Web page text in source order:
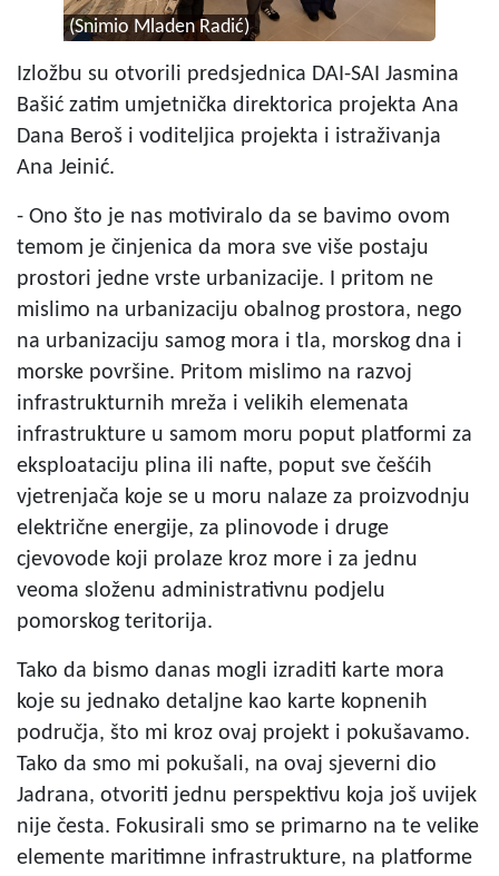
(Snimio Mladen Radić)
Izložbu su otvorili predsjednica DAI-SAI Jasmina
Bašić zatim umjetnička direktorica projekta Ana
Dana Beroš i voditeljica projekta i istraživanja
Ana Jeinić.
- Ono što je nas motiviralo da se bavimo ovom
temom je činjenica da mora sve više postaju
prostori jedne vrste urbanizacije. I pritom ne
mislimo na urbanizaciju obalnog prostora, nego
na urbanizaciju samog mora i tla, morskog dna i
morske površine. Pritom mislimo na razvoj
infrastrukturnih mreža i velikih elemenata
infrastrukture u samom moru poput platformi za
eksploataciju plina ili nafte, poput sve češćih
vjetrenjača koje se u moru nalaze za proizvodnju
električne energije, za plinovode i druge
cjevovode koji prolaze kroz more i za jednu
veoma složenu administrativnu podjelu
pomorskog teritorija.
Tako da bismo danas mogli izraditi karte mora
koje su jednako detaljne kao karte kopnenih
područja, što mi kroz ovaj projekt i pokušavamo.
Tako da smo mi pokušali, na ovaj sjeverni dio
Jadrana, otvoriti jednu perspektivu koja još uvijek
nije česta. Fokusirali smo se primarno na te velike
elemente maritimne infrastrukture, na platforme